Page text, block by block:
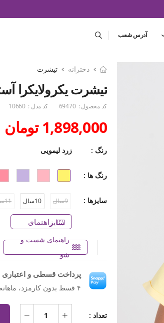
آدرس شعب
دخترانه تیشرت
تیشرت یکرولایکرا
کد محصول : 69470 کد مدل : 10660
1,898,000 تومان
رنگ : زرد لیمویی
رنگ ها :
سایزها : 9سال 10سال 11سال
راهنمای سایز
راهنمای شست و
شو
پرداخت قسطی و اعتباری
۴ قسط بدون کارمزد، ماهانه ۴۷۴٬۵۰۰ تومان
تعداد :